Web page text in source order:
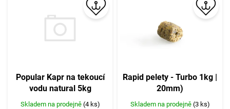
Popular Kapr na tekoucí
vodu natural 5kg
Skladem na prodejně (4 ks)
Rapid pelety - Turbo 1kg |
20mm)
Skladem na prodejně (3 ks)